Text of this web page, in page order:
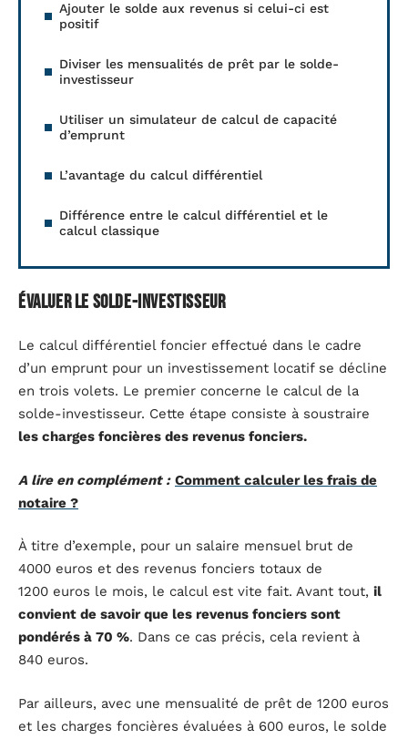
Ajouter le solde aux revenus si celui-ci est
positif
Diviser les mensualités de prêt par le solde-
investisseur
Utiliser un simulateur de calcul de capacité
d’emprunt
L’avantage du calcul différentiel
Différence entre le calcul différentiel et le
calcul classique
Évaluer le solde-investisseur
Le calcul différentiel foncier effectué dans le cadre
d’un emprunt pour un investissement locatif se décline
en trois volets. Le premier concerne le calcul de la
solde-investisseur. Cette étape consiste à soustraire
les charges foncières des revenus fonciers.
A lire en complément : Comment calculer les frais de
notaire ?
À titre d’exemple, pour un salaire mensuel brut de
4000 euros et des revenus fonciers totaux de
1200 euros le mois, le calcul est vite fait. Avant tout, il
convient de savoir que les revenus fonciers sont
pondérés à 70 %. Dans ce cas précis, cela revient à
840 euros.
Par ailleurs, avec une mensualité de prêt de 1200 euros
et les charges foncières évaluées à 600 euros, le solde